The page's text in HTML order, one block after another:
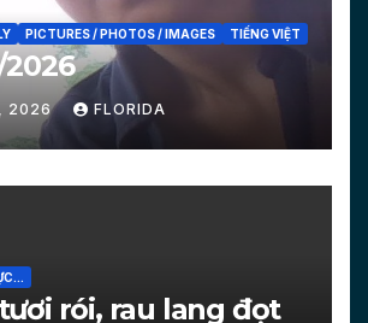
PICTURES / PHOTOS / IMAGES TIẾNG VIỆT
2026 FLORIDA
rói, rau lang đọt